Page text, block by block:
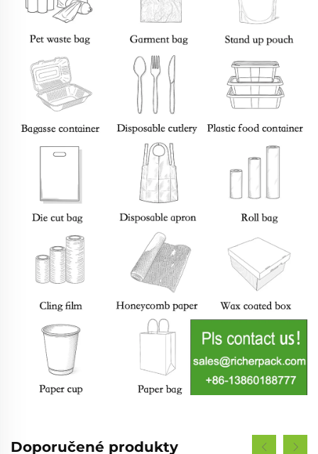
Doporučené produkty